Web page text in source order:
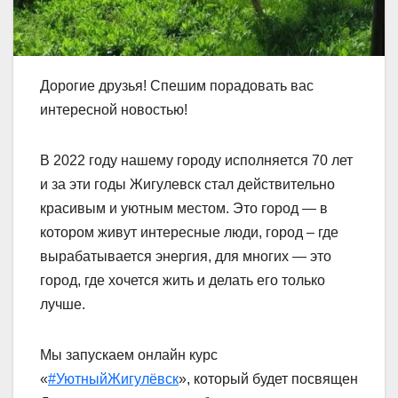
Дорогие друзья! Спешим порадовать вас
интересной новостью!
В 2022 году нашему городу исполняется 70 лет
и за эти годы Жигулевск стал действительно
красивым и уютным местом. Это город — в
котором живут интересные люди, город – где
вырабатывается энергия, для многих — это
город, где хочется жить и делать его только
лучше.
Мы запускаем онлайн курс
«#УютныйЖигулёвск», который будет посвящен